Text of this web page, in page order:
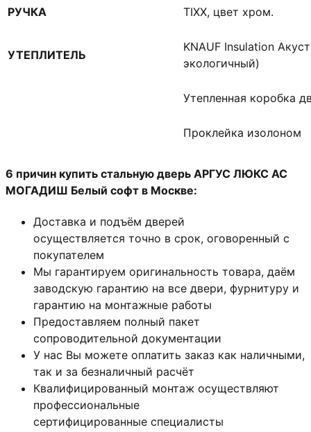
РУЧКА TIXX, цвет хром.
УТЕПЛИТЕЛЬ
KNAUF Insulation
экологичный)
Утепленная коробка
Проклейка изолоном
6 причин купить стальную дверь АРГУС ЛЮКС АС
МОГАДИШ Белый софт в Москве:
Доставка и подъём дверей
осуществляется точно в срок, оговоренный с
покупателем
Мы гарантируем оригинальность товара, даём
заводскую гарантию на все двери, фурнитуру и
гарантию на монтажные работы
Предоставляем полный пакет
сопроводительной документации
У нас Вы можете оплатить заказ как наличными,
так и за безналичный расчёт
Квалифицированный монтаж осуществляют
профессиональные
сертифицированные специалисты